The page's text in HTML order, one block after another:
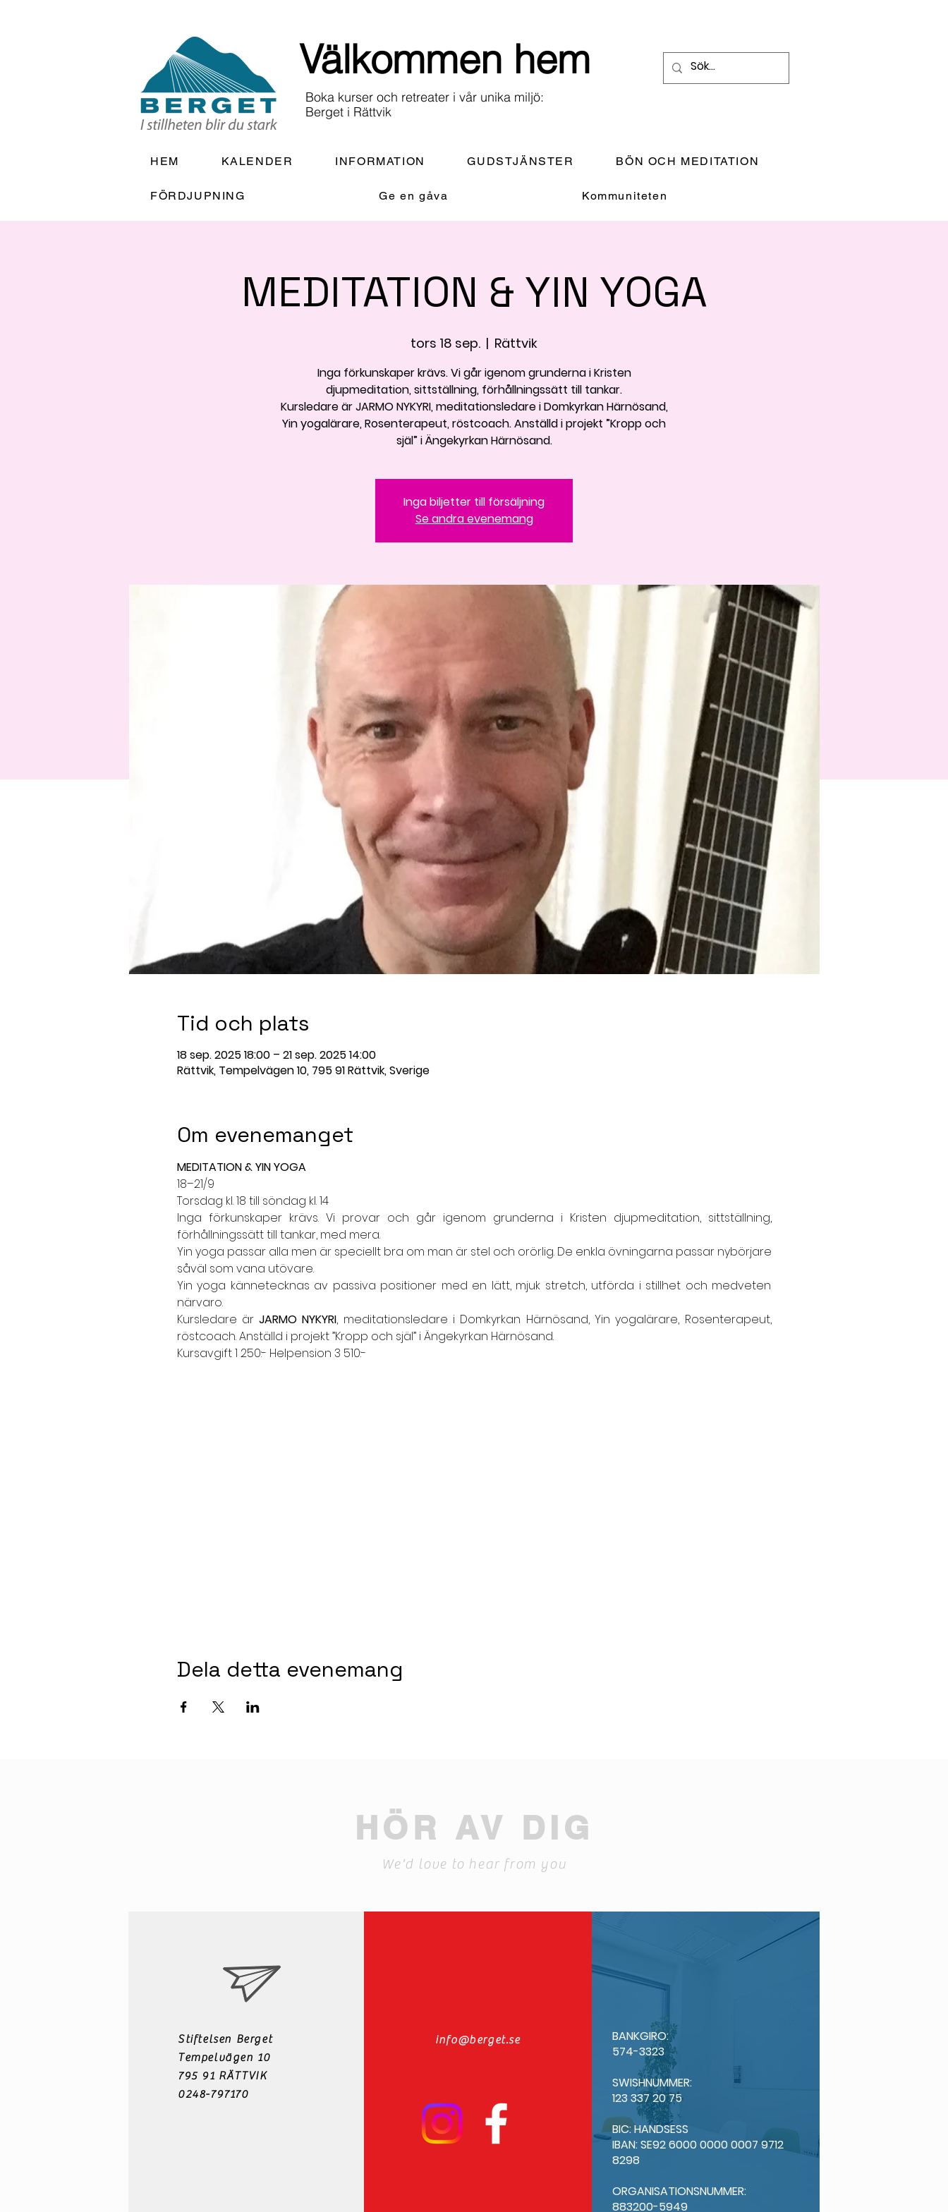
Välkommen hem
Boka kurser och retreater i vår unika miljö:
Berget i Rättvik
HEM KALENDER INFORMATION GUDSTJÄNSTER BÖN OCH MEDITATION
FÖRDJUPNING Ge en gåva Kommuniteten
MEDITATION & YIN YOGA
tors 18 sep.
  |
Rättvik
Inga förkunskaper krävs. Vi går igenom grunderna i Kristen
djupmeditation, sittställning, förhållningssätt till tankar.
Kursledare är JARMO NYKYRI, meditationsledare i Domkyrkan Härnösand,
Yin yogalärare, Rosenterapeut, röstcoach. Anställd i projekt ”Kropp och
själ” i Ängekyrkan Härnösand.
Inga biljetter till försäljning
Se andra evenemang
Tid och plats
18 sep. 2025 18:00 – 21 sep. 2025 14:00
Rättvik, Tempelvägen 10, 795 91 Rättvik, Sverige
Om evenemanget
MEDITATION & YIN YOGA
18–21/9
Torsdag kl. 18 till söndag kl. 14
Inga förkunskaper krävs. Vi provar och går igenom grunderna i Kristen djupmeditation, sittställning,
förhållningssätt till tankar, med mera.
Yin yoga passar alla men är speciellt bra om man är stel och orörlig. De enkla övningarna passar nybörjare
såväl som vana utövare.
Yin yoga kännetecknas av passiva positioner med en lätt, mjuk stretch, utförda i stillhet och medveten
närvaro.
Kursledare är JARMO NYKYRI, meditationsledare i Domkyrkan Härnösand, Yin yogalärare, Rosenterapeut,
röstcoach. Anställd i projekt ”Kropp och själ” i Ängekyrkan Härnösand.
Kursavgift 1 250:- Helpension 3 510:-
Dela detta evenemang
HÖR AV DIG
We'd love to hear from you
Stiftelsen Berget
Tempelvägen 10
795 91 RÄTTVIK
0248-797170
info@berget.se
BANKGIRO:
574-3323
SWISHNUMMER:
123 337 20 75
BIC: HANDSESS
IBAN: SE92 6000 0000 0007 9712
8298
ORGANISATIONSNUMMER:
883200-5949